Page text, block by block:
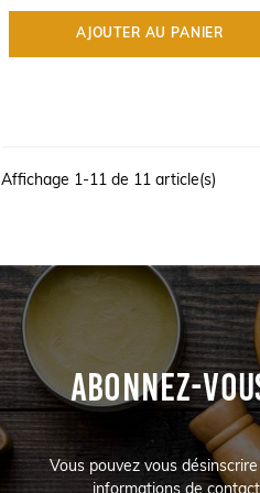
AJOUTER AU PANIER
Affichage 1-11 de 11 article(s)
ABONNEZ-
Vous pouvez vous